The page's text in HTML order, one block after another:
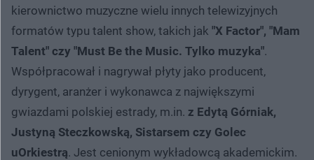
kierownictwo muzyczne wielu innych telewizyjnych
formatów typu talent show, takich jak "X Factor", "Mam
Talent" czy "Must Be the Music. Tylko muzyka".
Współpracował i nagrywał płyty jako producent,
dyrygent, aranżer i wykonawca z największymi
gwiazdami polskiej estrady, m.in. z Edytą Górniak,
Justyną Steczkowską, Sistarsem czy Golec
uOrkiestrą. Jest cenionym wykładowcą akademickim.